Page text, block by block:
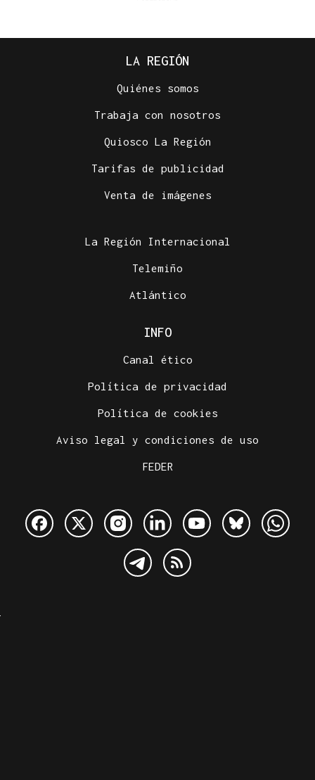
LA REGIÓN
Quiénes somos
Trabaja con nosotros
Quiosco La Región
Tarifas de publicidad
Venta de imágenes
La Región Internacional
Telemiño
Atlántico
INFO
Canal ético
Política de privacidad
Política de cookies
Aviso legal y condiciones de uso
FEDER